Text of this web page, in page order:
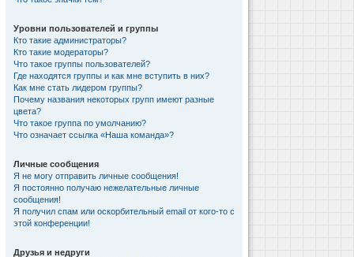
Уровни пользователей и группы
Кто такие администраторы?
Кто такие модераторы?
Что такое группы пользователей?
Где находятся группы и как мне вступить в них?
Как мне стать лидером группы?
Почему названия некоторых групп имеют разные
цвета?
Что такое группа по умолчанию?
Что означает ссылка «Наша команда»?
Личные сообщения
Я не могу отправить личные сообщения!
Я постоянно получаю нежелательные личные
сообщения!
Я получил спам или оскорбительный email от кого-то с
этой конференции!
Друзья и недруги